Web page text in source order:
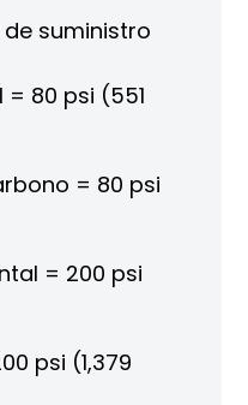
suministro
= 80 psi (551
= 80 psi
= 200 psi
psi (1,379